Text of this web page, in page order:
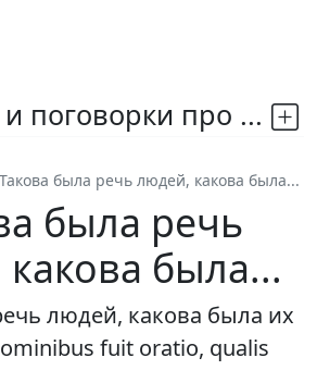
поговорки про ...
Такова была речь людей, какова была...
была речь
была...
людей, какова была их
fuit oratio, qualis